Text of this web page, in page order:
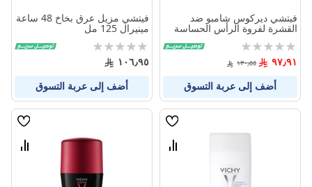
فيتشي ديركوس شامبو ضد
القشرة لفروة الرأس الحساسة
Rating:
0%
٩٧٫٩١ ١٣٠٫٥٥
أضف إلى عربة التسوق
فيتشي مزيل عرق بخاخ 48 ساعة
مينيرال 125 مل
Rating:
0%
١٠٦٫٩٥
أضف إلى عربة التسوق
قائمة
قارن
قائمة
قارن